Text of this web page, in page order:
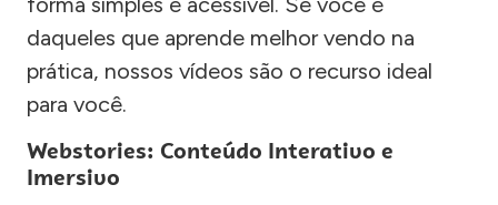
daqueles que aprende melhor vendo na
prática, nossos vídeos são o recurso ideal
para você.
Webstories: Conteúdo Interativo e
Imersivo